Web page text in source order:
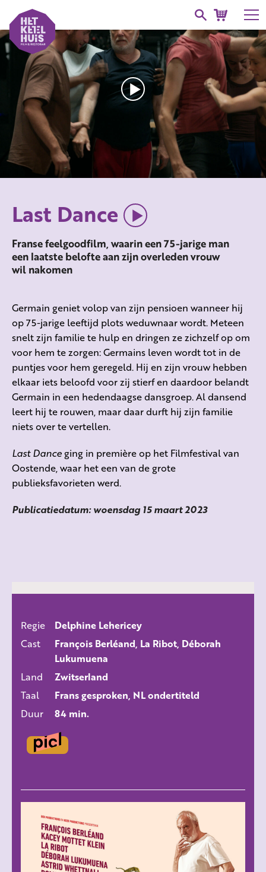
Last Dance
Franse feelgoodfilm, waarin een 75-jarige man
een laatste belofte aan zijn overleden vrouw
wil nakomen
Germain geniet volop van zijn pensioen wanneer hij
op 75-jarige leeftijd plots weduwnaar wordt. Meteen
snelt zijn familie te hulp en dringen ze zichzelf op om
voor hem te zorgen: Germains leven wordt tot in de
puntjes voor hem geregeld. Hij en zijn vrouw hebben
elkaar iets beloofd voor zij stierf en daardoor belandt
Germain in een hedendaagse dansgroep. Al dansend
leert hij te rouwen, maar daar durft hij zijn familie
niets over te vertellen.
Last Dance ging in première op het Filmfestival van
Oostende, waar het een van de grote
publieksfavorieten werd.
Publicatiedatum: woensdag 15 maart 2023
ALLE FILMS
Regie
Delphine Lehericey
Cast
François Berléand, La Ribot, Déborah
Lukumuena
Land
Zwitserland
Taal
Frans gesproken, NL ondertiteld
Duur
84 min.